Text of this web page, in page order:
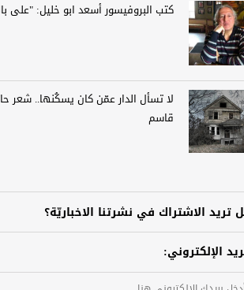
كتب البروفيسور أسعد ابو خليل: "على
لا تسأل الدار عمّن كان يسكُنها.. شعر
قاسم
تريد الاشتراك في نشرتنا الاخباريّة؟
الإلكتروني: